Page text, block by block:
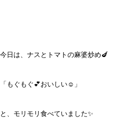
今日は、ナスとトマトの麻婆炒め🍆
「もぐもぐ💕おいしい☺️」
と、モリモリ食べていました✨